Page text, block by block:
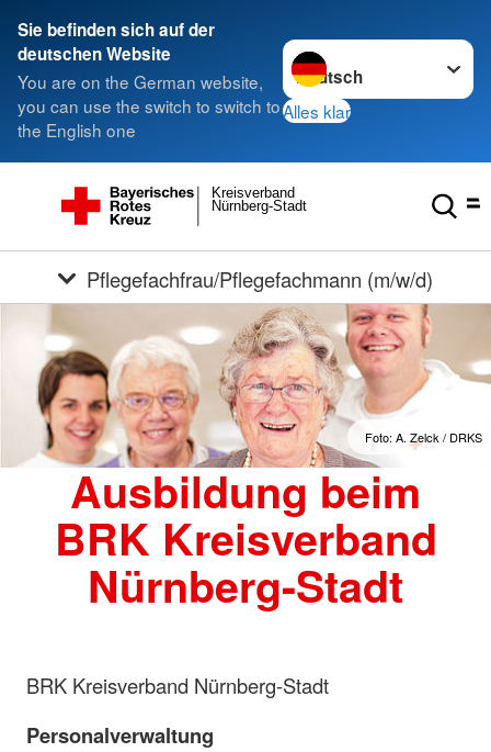
Sie befinden sich auf der
deutschen Website
You are on the German website,
you can use the switch to switch to
the English one
Sprache wechseln zu
Alles klar
Nürnberg-Stadt
Kreisverband
Pflegefachfrau/Pflegefachmann (m/w/d)
Foto: A. Zelck / DRKS
Ausbildung beim
BRK Kreisverband
Nürnberg-Stadt
BRK Kreisverband Nürnberg-Stadt
Personalverwaltung